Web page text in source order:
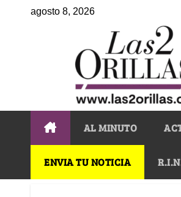
agosto 8, 2026
AL MINUTO
ENVIA TU NOTICIA